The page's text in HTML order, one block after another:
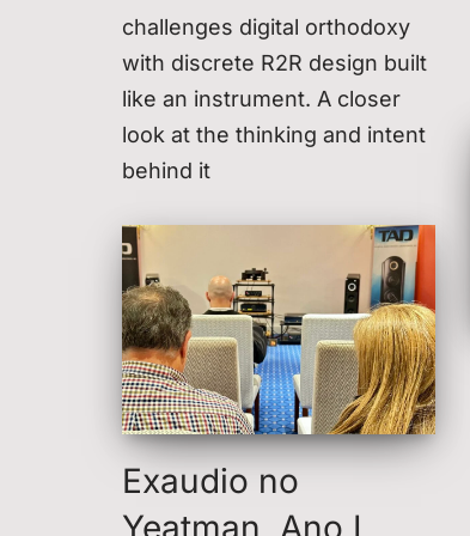
challenges digital orthodoxy
with discrete R2R design built
like an instrument. A closer
look at the thinking and intent
behind it
Exaudio no
Yeatman, Ano I